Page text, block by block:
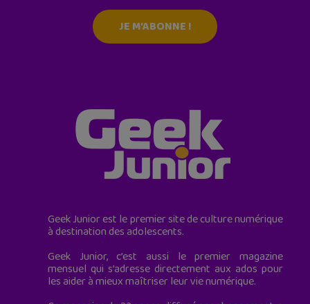
JE M'ABONNE !
Geek Junior est le premier site de culture numérique
à destination des adolescents.
Geek Junior, c’est aussi le premier magazine
mensuel qui s’adresse directement aux ados pour
les aider à mieux maîtriser leur vie numérique.